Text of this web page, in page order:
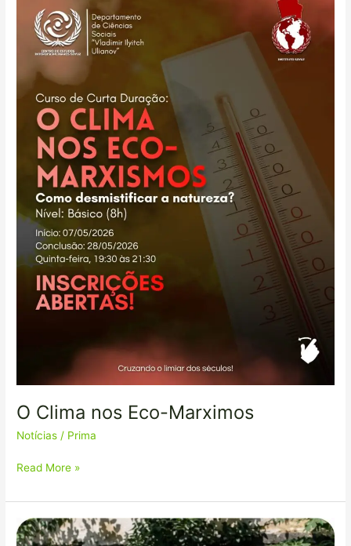
O Clima nos Eco-Marximos
Notícias / Prima
Clima
Read More »
Importante
visita